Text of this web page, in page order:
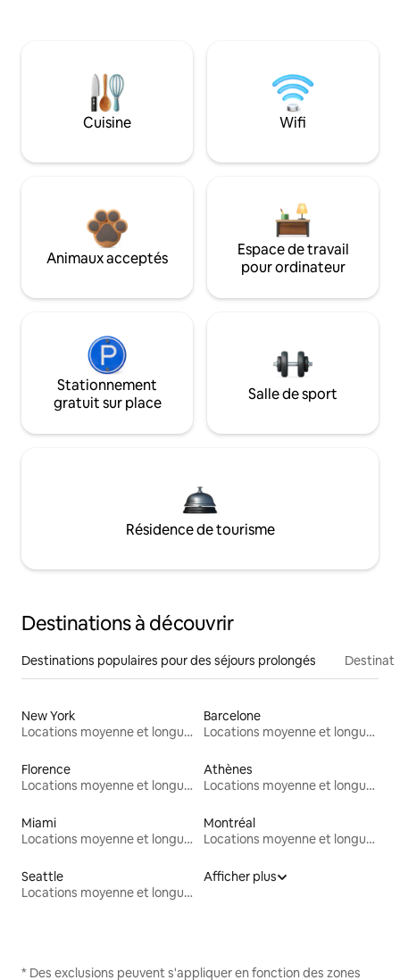
Cuisine Wifi
Animaux acceptés
Espace de travail
pour ordinateur
Stationnement
gratuit sur place
Salle de sport
Résidence de tourisme
Destinations à découvrir
Destinations populaires pour des séjours prolongés
New York
Locations moyenne et longue durée
Barcelone
Locations moyenne et longue durée
Florence
Locations moyenne et longue durée
Athènes
Locations moyenne et longue durée
Miami
Locations moyenne et longue durée
Montréal
Locations moyenne et longue durée
Seattle
Locations moyenne et longue durée
Afficher plus
* Des exclusions peuvent s'appliquer en fonction des zones